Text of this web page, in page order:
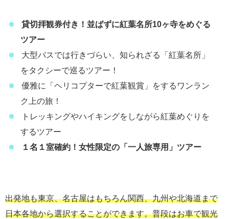
貸切拝観券付き！並ばずに紅葉名所10ヶ寺をめぐる
ツアー
大型バスでは行きづらい、知られざる「紅葉名所」
をタクシーで巡るツアー！
優雅に「ヘリコプターで紅葉観賞」をするワンラン
ク上の旅！
トレッキングやハイキングをしながら紅葉めぐりを
するツアー
１名１室確約！女性限定の「一人旅専用」ツアー
出発地も東京、名古屋はもちろん関西、九州や北海道まで
日本各地から選択することができます。普段はお車で観光